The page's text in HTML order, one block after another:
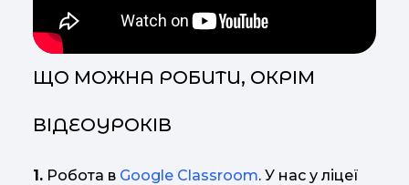
ЩО МОЖНА РОБИТИ, ОКРІМ
ВІДЕОУРОКІВ
1. Робота в Google Classroom. У нас у ліцеї